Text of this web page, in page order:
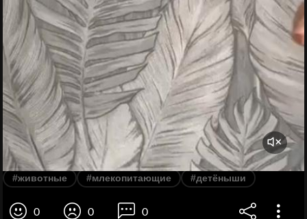
#животные #млекопитающие #детёныши
0 0 0